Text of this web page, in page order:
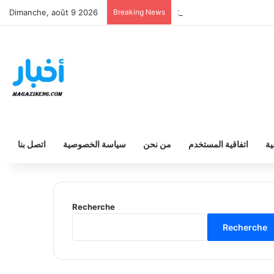
Dimanche, août 9 2026 Breaking News
اتصل بنا سياسة الخصوصية من نحن اتفاقية المستخدم
Recherche
Recherche